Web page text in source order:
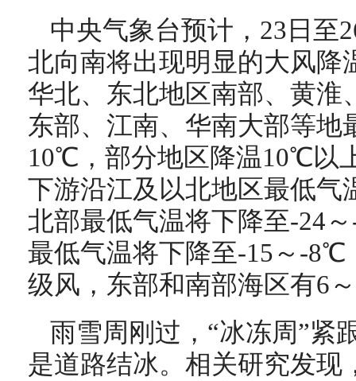
中央气象台预计，23日至
北向南将出现明显的大风降
华北、东北地区南部、黄淮
东部、江南、华南大部等地
10℃，部分地区降温10℃以
下游沿江及以北地区最低
北部最低气温将下降至-24
最低气温将下降至-15～-8℃
级风，东部和南部海区有6
雨雪周刚过，“冰冻周”紧
是道路结冰。相关研究发